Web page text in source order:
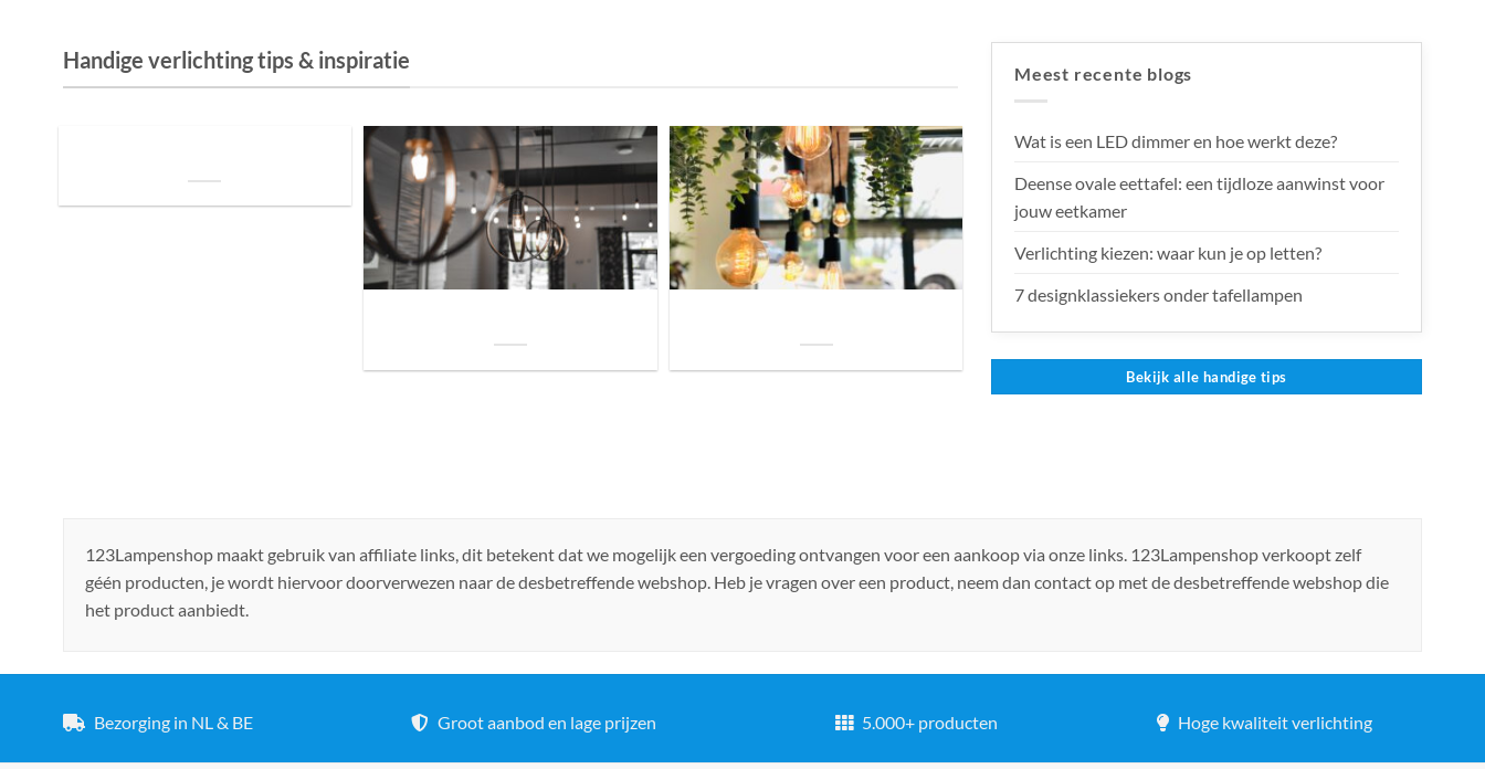
Handige verlichting tips & inspiratie
Meest recente blogs
Wat is een LED dimmer en hoe werkt deze?
Deense ovale eettafel: een tijdloze aanwinst voor
jouw eetkamer
Verlichting kiezen: waar kun je op letten?
7 designklassiekers onder tafellampen
Bekijk alle handige tips
123Lampenshop maakt gebruik van affiliate links, dit betekent dat we mogelijk een vergoeding ontvangen voor een aankoop via onze links. 123Lampenshop verkoopt zelf
géén producten, je wordt hiervoor doorverwezen naar de desbetreffende webshop. Heb je vragen over een product, neem dan contact op met de desbetreffende webshop die
het product aanbiedt.
Bezorging in NL & BE Groot aanbod en lage prijzen 5.000+ producten Hoge kwaliteit verlichting